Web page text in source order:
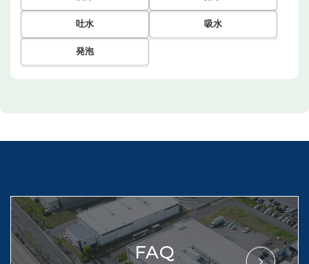
吐水 吸水
発泡
FAQ